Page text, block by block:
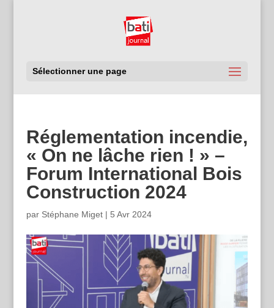
Sélectionner une page
Réglementation incendie,
« On ne lâche rien ! » –
Forum International Bois
Construction 2024
par Stéphane Miget| 5 Avr 2024